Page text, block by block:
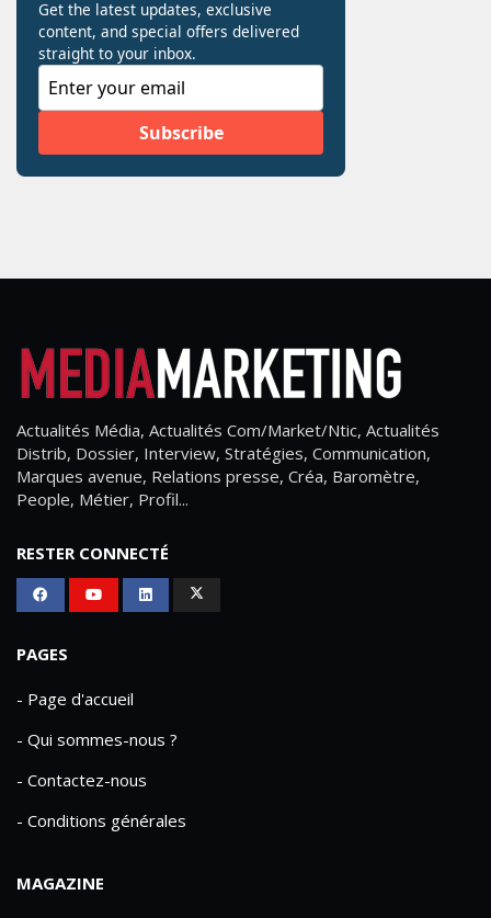
Actualités Média, Actualités Com/Market/Ntic, Actualités
Distrib, Dossier, Interview, Stratégies, Communication,
Marques avenue, Relations presse, Créa, Baromètre,
People, Métier, Profil...
RESTER CONNECTÉ
PAGES
- Page d'accueil
- Qui sommes-nous ?
- Contactez-nous
- Conditions générales
MAGAZINE